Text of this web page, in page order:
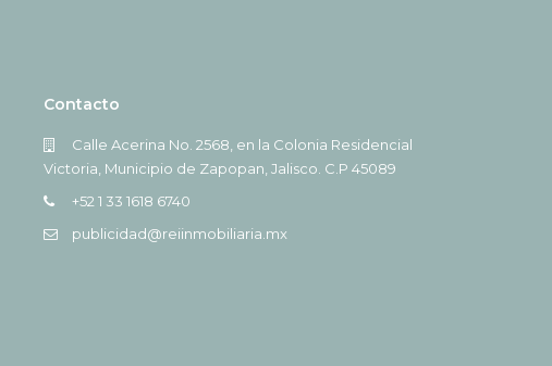
Contacto
Calle Acerina No. 2568, en la Colonia Residencial
Victoria, Municipio de Zapopan, Jalisco. C.P 45089
+52 1 33 1618 6740
publicidad@reiinmobiliaria.mx